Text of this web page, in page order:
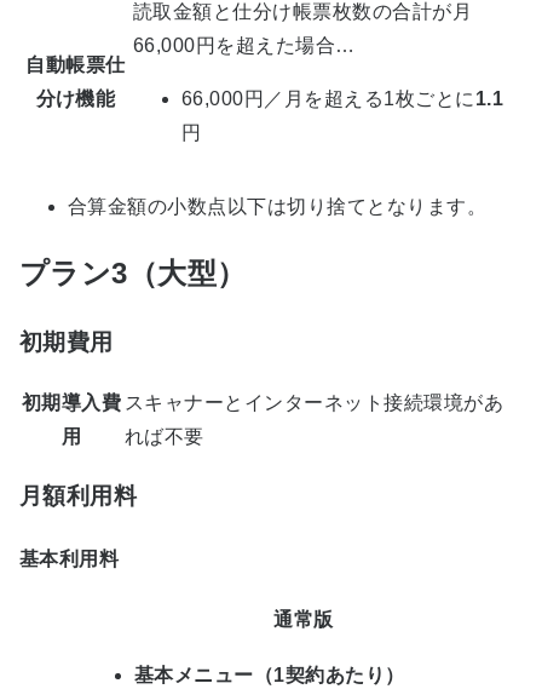
自動帳票仕
分け機能
読取金額と仕分け帳票枚数の合計が月
66,000円を超えた場合…
66,000円／月を超える1枚ごとに 1.1
円
合算金額の小数点以下は切り捨てとなります。
プラン3（大型）
初期費用
初期導入費
用
スキャナーとインターネット接続環境があ
れば不要
月額利用料
基本利用料
通常版
基本メニュー（1契約あたり）